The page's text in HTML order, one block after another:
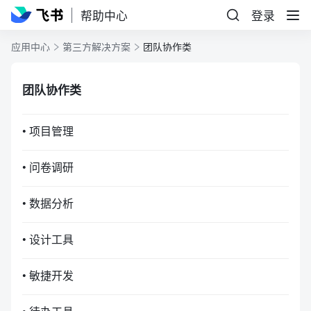
帮助中心 登录
应用中心 第三方解决方案 团队协作类
团队协作类
• 项目管理
• 问卷调研
• 数据分析
• 设计工具
• 敏捷开发